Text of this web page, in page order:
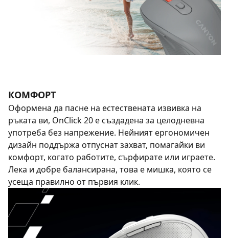
КОМФОРТ
Оформена да пасне на естествената извивка на
ръката ви, OnClick 20 е създадена за целодневна
употреба без напрежение. Нейният ергономичен
дизайн поддържа отпуснат захват, помагайки ви
комфорт, когато работите, сърфирате или играете.
Лека и добре балансирана, това е мишка, която се
усеща правилно от първия клик.